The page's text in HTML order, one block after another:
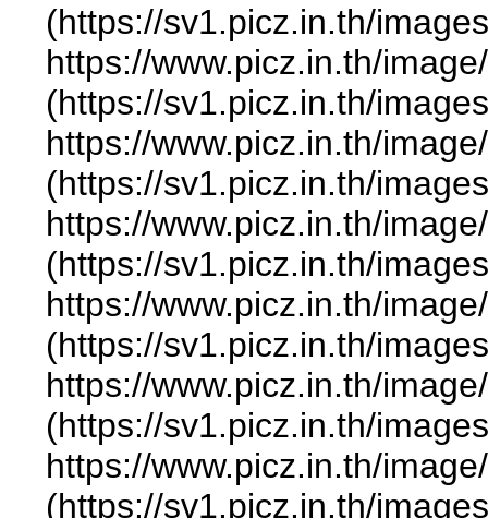
(https://sv1.picz.in.th/
https://www.picz.in.th/
(https://sv1.picz.in.th/
https://www.picz.in.th/
(https://sv1.picz.in.th/
https://www.picz.in.th/
(https://sv1.picz.in.th/
https://www.picz.in.th/
(https://sv1.picz.in.th/
https://www.picz.in.th/
(https://sv1.picz.in.th/
https://www.picz.in.th/
(https://sv1.picz.in.th/